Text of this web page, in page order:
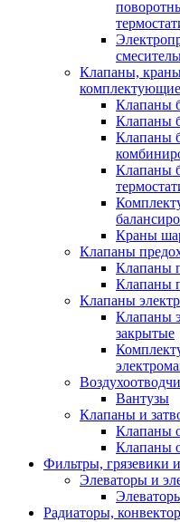
Клапаны,
комплектующие
Клапаны
Клапаны
Клапаны
Клапаны
Краны
Клапаны
Клапаны
Клапаны
Клапаны
Клапаны
закрытые
Вантузы
Клапаны и
Клапаны
Клапаны
Фильтры, грязевики
Элеваторы и
Радиаторы,